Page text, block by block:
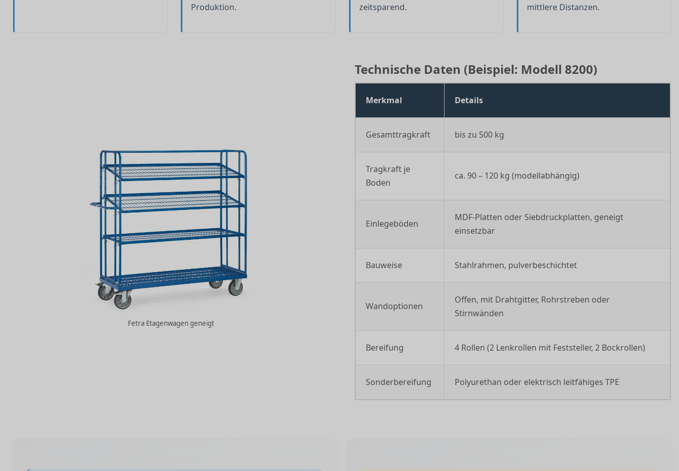
Produktion.
zeitsparend.
mittlere Distanzen.
Fetra Etagenwagen geneigt
Technische Daten (Beispiel: Modell 8200)
Merkmal Details
Gesamttragkraft bis zu 500 kg
Tragkraft je
Boden
ca. 90 – 120 kg (modellabhängig)
Einlegeböden
MDF-Platten oder Siebdruckplatten, geneigt
einsetzbar
Bauweise Stahlrahmen, pulverbeschichtet
Wandoptionen
Offen, mit Drahtgitter, Rohrstreben oder
Stirnwänden
Bereifung 4 Rollen (2 Lenkrollen mit Feststeller, 2 Bockrollen)
Sonderbereifung Polyurethan oder elektrisch leitfähiges TPE